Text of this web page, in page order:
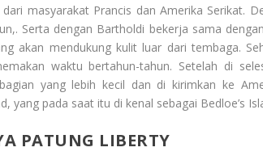
masyarakat Prancis dan Amerika Serikat.
Serta dengan Bartholdi bekerja sama
akan mendukung kulit luar dari tembaga.
waktu bertahun-tahun. Setelah di
yang lebih kecil dan di kirimkan ke
yang pada saat itu di kenal sebagai Bedloe’s
PATUNG LIBERTY